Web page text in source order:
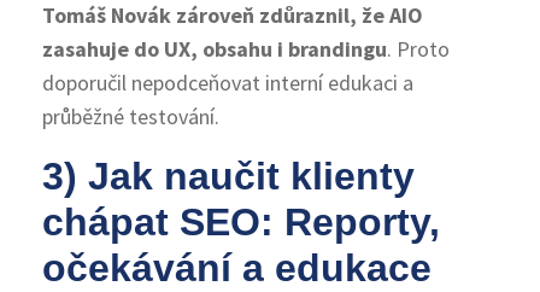
Tomáš Novák zároveň zdůraznil, že AIO
zasahuje do UX, obsahu i brandingu. Proto
doporučil nepodceňovat interní edukaci a
průběžné testování.
3) Jak naučit klienty
chápat SEO: Reporty,
očekávání a edukace